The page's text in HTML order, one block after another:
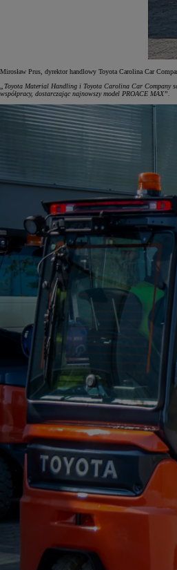
Mirosław Prus, dyrektor handlowy Toyota Carolina Car
„Toyota Material Handling i Toyota Carolina Car Company
współpracy, dostarczając najnowszy model PROACE MAX”.